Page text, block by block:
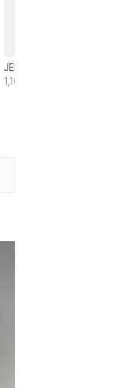
JEINA055
1,100원